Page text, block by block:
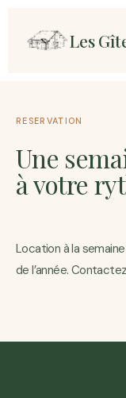
Les
RESERVATION
Une
à votre
Location à la
de l’année.